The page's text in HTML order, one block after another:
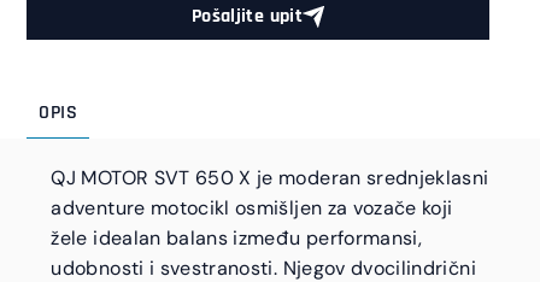
Pošaljite upit
OPIS
QJ MOTOR SVT 650 X je moderan srednjeklasni
adventure motocikl osmišljen za vozače koji
žele idealan balans između performansi,
udobnosti i svestranosti. Njegov dvocilindrični